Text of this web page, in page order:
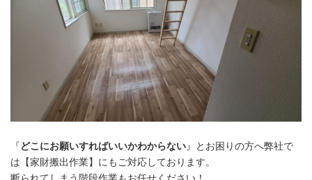
『どこにお願いすればいいかわからない』とお困りの方へ弊社で
は【家財搬出作業】にもご対応しております。